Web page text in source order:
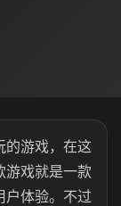
的游戏，在这
游戏就是一款
户体验。不过